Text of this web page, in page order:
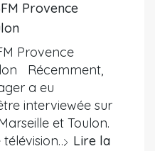
Provence
Provence
Récemment,
a eu
interviewée sur
et Toulon.
télévision… Lire la